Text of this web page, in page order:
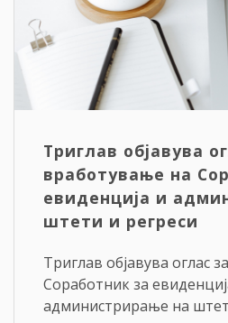
Триглав објавува
вработување на
евиденција и
штети и регреси
Триглав објавува оглас
Соработник за
администрирање на